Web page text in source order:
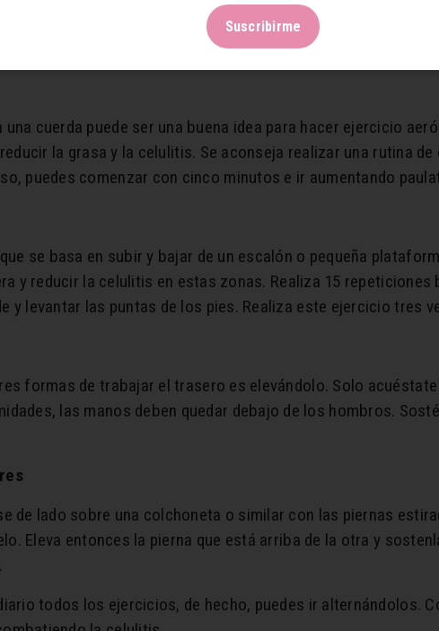
boca arriba sobre una colchoneta, elevar las piernas y,
cuerda puede ser una buena idea para hacer ejercicio
la grasa y la celulitis. Se aconseja realizar una rutina
puedes comenzar con cinco minutos e ir aumentando
se basa en subir y bajar de un escalón o pequeña
y reducir la celulitis en estas zonas. Realiza 15
y levantar las puntas de los pies. Realiza este ejercicio tres
formas de trabajar el trasero es elevándolo. Solo
las manos deben quedar debajo de los hombros.
de lado sobre una colchoneta o similar con las piernas
Eleva entonces la pierna que está arriba de la otra y
todos los ejercicios, de hecho, puedes ir alternándolos.
Suscribirme